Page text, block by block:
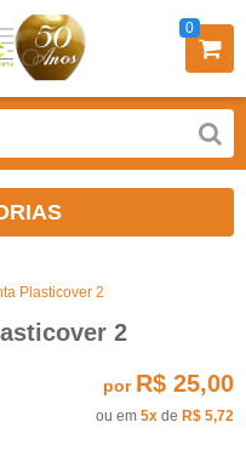
0
Plasticover 2
2
por R$ 25,00
ou em 5x de R$ 5,72